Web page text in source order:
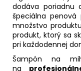
dodáva poriadnu
špeciálna
množstvo
produkt, ktorý sa
pri každodennej
Šampón na
na